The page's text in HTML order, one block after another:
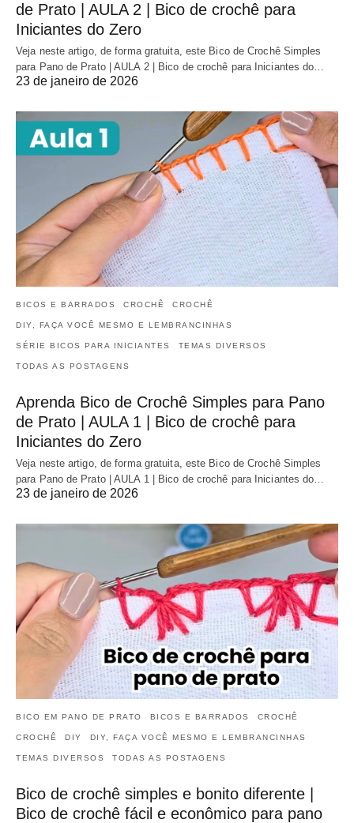
de Prato | AULA 2 | Bico de crochê para
Iniciantes do Zero
Veja neste artigo, de forma gratuita, este Bico de Crochê Simples
para Pano de Prato | AULA 2 | Bico de crochê para Iniciantes do…
23 de janeiro de 2026
BICOS E BARRADOS CROCHÊ CROCHÊ
DIY, FAÇA VOCÊ MESMO E LEMBRANCINHAS
SÉRIE BICOS PARA INICIANTES TEMAS DIVERSOS
TODAS AS POSTAGENS
Aprenda Bico de Crochê Simples para Pano
de Prato | AULA 1 | Bico de crochê para
Iniciantes do Zero
Veja neste artigo, de forma gratuita, este Bico de Crochê Simples
para Pano de Prato | AULA 1 | Bico de crochê para Iniciantes do…
23 de janeiro de 2026
BICO EM PANO DE PRATO BICOS E BARRADOS CROCHÊ
CROCHÊ DIY DIY, FAÇA VOCÊ MESMO E LEMBRANCINHAS
TEMAS DIVERSOS TODAS AS POSTAGENS
Bico de crochê simples e bonito diferente |
Bico de crochê fácil e econômico para pano